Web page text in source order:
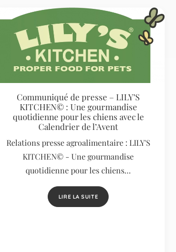
Communiqué de presse – LILY’S
KITCHEN© : Une gourmandise
quotidienne pour les chiens avec le
Calendrier de l’Avent
Relations presse agroalimentaire : LILY'S
KITCHEN© - Une gourmandise
quotidienne pour les chiens…
LIRE LA SUITE